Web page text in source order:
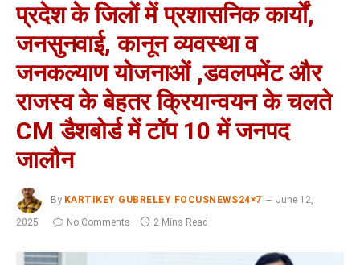
प्रदेश के जिलों में प्रशासनिक कार्यों,
जनसुनवाई, कानून व्यवस्था व
जनकल्याण योजनाओं ,डवलपमेंट और
राजस्व के बेहतर क्रियान्वयन के चलते
CM डैशबोर्ड में टॉप 10 में जनपद
जालौन
By KARTIKEY GUBRELEY FOCUSNEWS24×7
June 12,
2025
No Comments 2 Mins Read